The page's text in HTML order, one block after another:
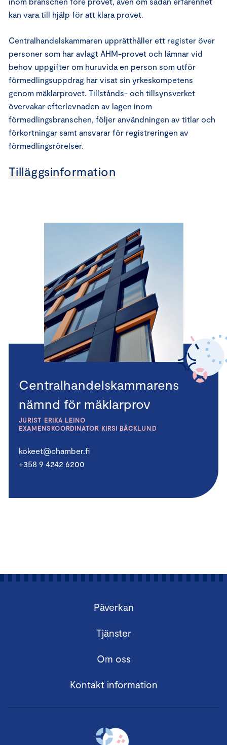
kan vara till hjälp för att klara provet.
Centralhandelskammaren upprätthåller ett register över
personer som har avlagt AHM-provet och lämnar vid
behov uppgifter om huruvida en person som utför
förmedlingsuppdrag har visat sin yrkeskompetens
genom mäklarprovet. Tillstånds- och tillsynsverket
övervakar efterlevnaden av lagen inom
förmedlingsbranschen, följer användningen av titlar och
förkortningar samt ansvarar för registreringen av
förmedlingsrörelser.
Tilläggsinformation
Centralhandelskammarens
nämnd för mäklarprov
JURIST ERIKA LEINO
EXAMENSKOORDINATOR KIRSI BÄCKLUND
kokeet@chamber.fi
+358 9 4242 6200
Påverkan
Tjänster
Om oss
Kontakt information